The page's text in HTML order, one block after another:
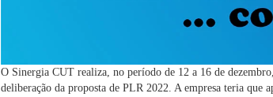
O Sinergia CUT realiza, no período de 12 a 16 de
deliberação da proposta de PLR 2022. A empresa teria que